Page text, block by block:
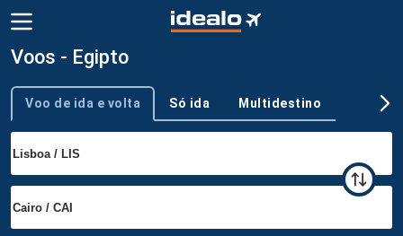
Voos - Egipto
Tipo de viagem
Voo de ida e volta Só ida Multidestino